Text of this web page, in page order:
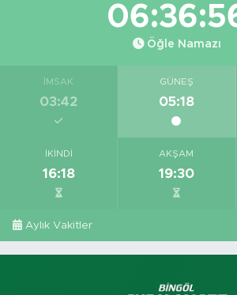
Öğle Namazı
İMSAK
03:42
GÜNEŞ
05:18
İKINDI
16:18
AKŞAM
19:30
Aylık Vakitler